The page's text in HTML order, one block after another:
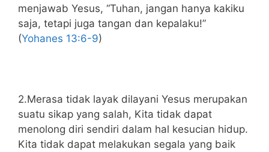
menjawab Yesus, “Tuhan, jangan hanya kakiku
saja, tetapi juga tangan dan kepalaku!”
(Yohanes 13:6-9)
2.Merasa tidak layak dilayani Yesus merupakan
suatu sikap yang salah, Kita tidak dapat
menolong diri sendiri dalam hal kesucian hidup.
Kita tidak dapat melakukan segala yang baik